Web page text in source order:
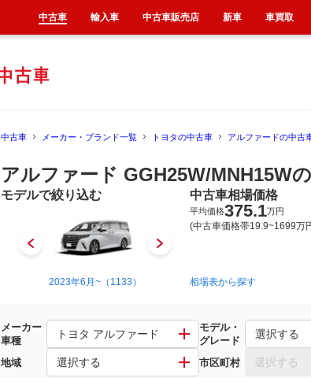
中古車 メーカー・ブランド一覧 トヨタの中古車 アルファードの中古
アルファード GGH25W/MNH15W
モデルで絞り込む
2023年6月~（1133） 2015年1月~2023年6月（
中古車相場価格
平均価格375.1万円
(中古車価格帯19.9~1699万
相場表から探す
メーカー
車種
トヨタ アルファード
モデル・
グレード
選択する
地域 選択する 市区町村 選択する
中古車 輸入車 中古車販売店 新車 車買取